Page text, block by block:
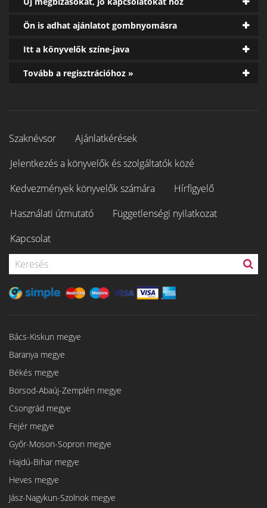
Ön is adhat ajánlatot gombnyomásra
Itt a könyvelők színe-java
Tovább a regisztrációhoz »
Szaknévsor
Ajánlatkérések
Jelentkezés a könyvelők és szolgáltatók közé
Kedvezmények könyvelők számára
Hírfigyelő
Használati útmutató
Függetlenségi nyilatkozat
Kapcsolat
Bács-Kiskun megye
Baranya megye
Békés megye
Borsod-Abaúj-Zemplén megye
Csongrád megye
Fejér megye
Győr-Moson-Sopron megye
Hajdú-Bihar megye
Heves megye
Jász-Nagykun-Szolnok megye